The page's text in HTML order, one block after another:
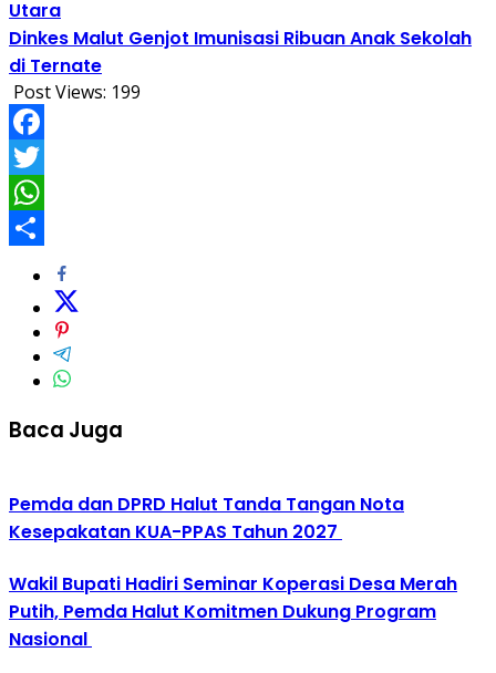
Utara
Dinkes Malut Genjot Imunisasi Ribuan Anak Sekolah
di Ternate
Post Views: 199
Facebook
Twitter
WhatsApp
Baca Juga
Pemda dan DPRD Halut Tanda Tangan Nota
Kesepakatan KUA-PPAS Tahun 2027
Wakil Bupati Hadiri Seminar Koperasi Desa Merah
Putih, Pemda Halut Komitmen Dukung Program
Nasional